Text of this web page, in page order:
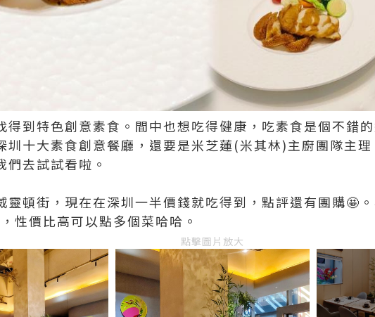
得到特色創意素食。間中也想吃得健康，吃素食是個不錯
圳十大素食創意餐廳，還要是米芝蓮(米其林)主廚團隊主
們去試試看啦。
靈頓街，現在在深圳一半價錢就吃得到，點評還有團購🤩
性價比高可以點多個菜哈哈。
點擊圖片放大